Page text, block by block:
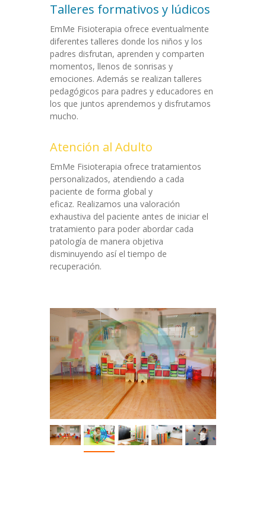
Talleres formativos y lúdicos
EmMe Fisioterapia ofrece eventualmente
diferentes talleres donde los niños y los
padres disfrutan, aprenden y comparten
momentos, llenos de sonrisas y
emociones. Además se realizan talleres
pedagógicos para padres y educadores en
los que juntos aprendemos y disfrutamos
mucho.
Atención al Adulto
EmMe Fisioterapia ofrece tratamientos
personalizados, atendiendo a cada
paciente de forma global y
eficaz. Realizamos una valoración
exhaustiva del paciente antes de iniciar el
tratamiento para poder abordar cada
patología de manera objetiva
disminuyendo así el tiempo de
recuperación.